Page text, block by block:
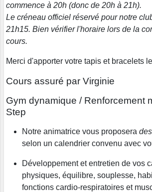
commence à 20h (donc de 20h à 21h).
Le créneau officiel réservé pour notre
21h15. Bien vérifier l'horaire lors de la
cours.
Merci d'apporter votre tapis et bracelets
Cours assuré par Virginie
Gym dynamique / Renforcement
Step
Notre animatrice vous proposera
selon un calendrier convenu avec
Développement et entretien de vos
physiques, équilibre, souplesse,
fonctions cardio-respiratoires et